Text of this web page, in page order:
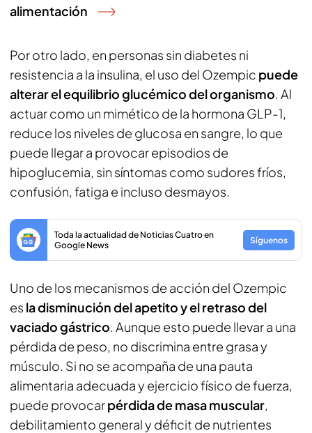
alimentación
Por otro lado, en personas sin diabetes ni
resistencia a la insulina, el uso del Ozempic puede
alterar el equilibrio glucémico del organismo. Al
actuar como un mimético de la hormona GLP-1,
reduce los niveles de glucosa en sangre, lo que
puede llegar a provocar episodios de
hipoglucemia, sin síntomas como sudores fríos,
confusión, fatiga e incluso desmayos.
Toda la actualidad de Noticias Cuatro en
Google News
Síguenos
Uno de los mecanismos de acción del Ozempic
es la disminución del apetito y el retraso del
vaciado gástrico. Aunque esto puede llevar a una
pérdida de peso, no discrimina entre grasa y
músculo. Si no se acompaña de una pauta
alimentaria adecuada y ejercicio físico de fuerza,
puede provocarpérdida de masa muscular,
debilitamiento general y déficit de nutrientes